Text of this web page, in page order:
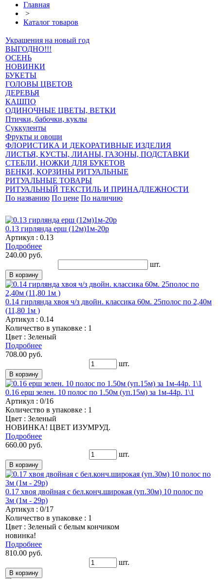
Главная
>
Каталог товаров
Украшения на новый год
ВЫГОДНО!!!
ОСЕНЬ
НОВИНКИ
БУКЕТЫ
ГОЛОВЫ ЦВЕТОВ
ДЕРЕВЬЯ
КАШПО
ОДИНОЧНЫЕ ЦВЕТЫ, ВЕТКИ
Птички, бабочки, куклы
Суккуленты
Фрукты и овощи
ФЛОРИСТИКА И ДЕКОРАТИВНЫЕ ИЗДЕЛИЯ
ЛИСТЬЯ, КУСТЫ, ЛИАНЫ, ГАЗОНЫ, ПОДСТАВКИ
СТЕБЛИ, НОЖКИ ДЛЯ БУКЕТОВ
ВЕНКИ, КОРЗИНЫ РИТУАЛЬНЫЕ
РИТУАЛЬНЫЕ ТОВАРЫ
РИТУАЛЬНЫЙ ТЕКСТИЛЬ И ПРИНАДЛЕЖНОСТИ
По названию По цене По наличию
0.13 гирлянда ерш (12м)1м-20р
Артикул : 0.13
Подробнее
240.00 руб.
шт.
0.14 гирлянда хвоя ч/з двойн. классика 60м. 25полос по 2,40м
(11,80 1м )
Артикул : 0.14
Количество в упаковке : 1
Цвет : Зеленый
Подробнее
708.00 руб.
шт.
0.16 ерш зелен. 10 полос по 1.50м (уп.15м) за 1м-44р. 1\1
Артикул : 0/16
Количество в упаковке : 1
Цвет : Зеленый
НОВИНКА! ЦВЕТ ИЗУМРУД.
Подробнее
660.00 руб.
шт.
0.17 хвоя двойная с бел.конч.широкая (уп.30м) 10 полос по
3м (1м - 29р)
Артикул : 0/17
Количество в упаковке : 1
Цвет : Зеленый с белым кончиком
новинка!
Подробнее
810.00 руб.
шт.